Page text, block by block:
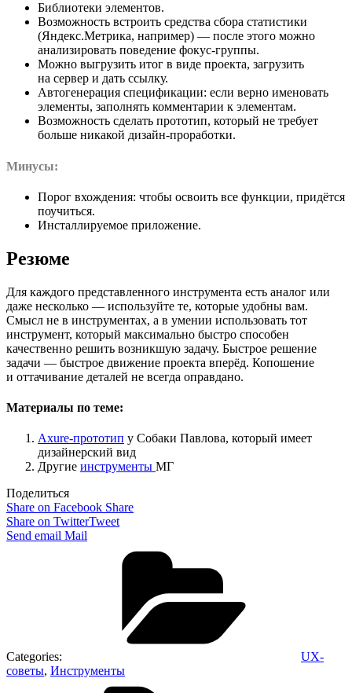
Библиотеки элементов.
Возможность встроить средства сбора статистики
(Яндекс.Метрика, например) — после этого можно
анализировать поведение фокус-группы.
Можно выгрузить итог в виде проекта, загрузить
на сервер и дать ссылку.
Автогенерация спецификации: если верно именовать
элементы, заполнять комментарии к элементам.
Возможность сделать прототип, который не требует
больше никакой дизайн-проработки.
Минусы:
Порог вхождения: чтобы освоить все функции, придётся
поучиться.
Инсталлируемое приложение.
Резюме
Для каждого представленного инструмента есть аналог или
даже несколько — используйте те, которые удобны вам.
Смысл не в инструментах, а в умении использовать тот
инструмент, который максимально быстро способен
качественно решить возникшую задачу. Быстрое решение
задачи — быстрое движение проекта вперёд. Копошение
и оттачивание деталей не всегда оправдано.
Материалы по теме:
Axure-прототип у Собаки Павлова, который имеет
дизайнерский вид
Другие инструменты МГ
Поделиться
Share on Facebook Share
Share on TwitterTweet
Send email Mail
Categories:
UX-
советы, Инструменты